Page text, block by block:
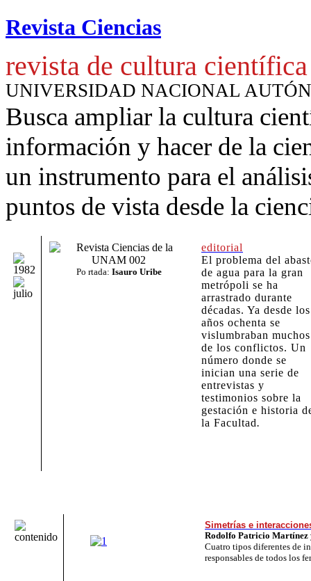
Revista Ciencias
revista de cultura científica
UNIVERSIDAD NACIONAL
Busca ampliar la cultura
información y hacer de la
un instrumento para el
puntos de vista desde la
Po rtada: Isauro Uribe
editorial
El problema del
de agua para la gran
metrópoli se ha
arrastrado durante
décadas. Ya desde los
años ochenta se
vislumbraban muchos
de los conflictos. Un
número donde se
inician una serie de
entrevistas y
testimonios sobre la
gestación e historia
la Facultad.
Simetrías e
Rodolfo Patricio Martínez
Cuatro tipos diferentes de
responsables de todos los